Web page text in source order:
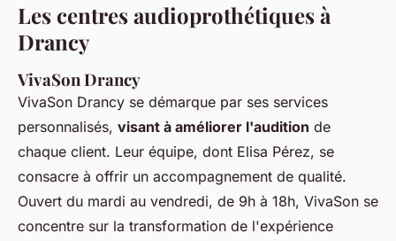
Les centres audioprothétiques à
Drancy
VivaSon Drancy
VivaSon Drancy se démarque par ses services
personnalisés, visant à améliorer l'audition de
chaque client. Leur équipe, dont Elisa Pérez, se
consacre à offrir un accompagnement de qualité.
Ouvert du mardi au vendredi, de 9h à 18h, VivaSon se
concentre sur la transformation de l'expérience